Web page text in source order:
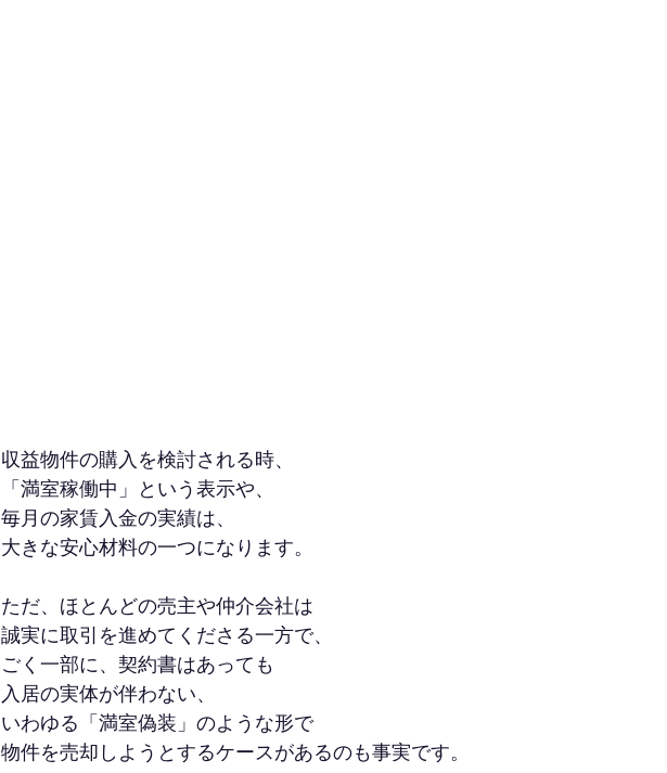
収益物件の購入を検討される時、
「満室稼働中」という表示や、
毎月の家賃入金の実績は、
大きな安心材料の一つになります。
ただ、ほとんどの売主や仲介会社は
誠実に取引を進めてくださる一方で、
ごく一部に、契約書はあっても
入居の実体が伴わない、
いわゆる「満室偽装」のような形で
物件を売却しようとするケースがあるのも事実です。